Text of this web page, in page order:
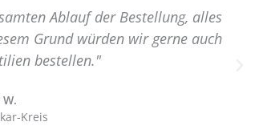
"Liebes LOMESTAR-Team,
die unsere